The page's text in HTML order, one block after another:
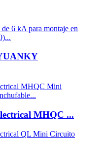
MHQC ...